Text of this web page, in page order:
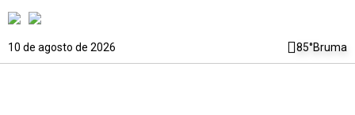
10 de agosto de 2026 85°Bruma